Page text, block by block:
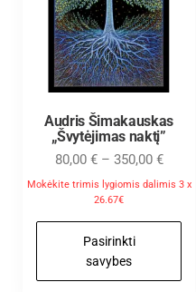
Audris Šimakauskas
„Švytėjimas naktį”
80,00 € – 350,00 €
Mokėkite trimis lygiomis dalimis 3 x
26.67€
Pasirinkti
savybes